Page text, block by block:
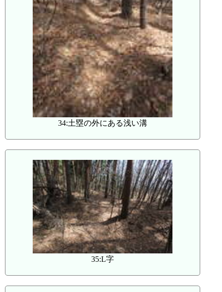
34:土塁の外にある浅い溝
35:L字